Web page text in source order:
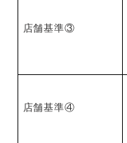
店舗基準③
店舗基準④